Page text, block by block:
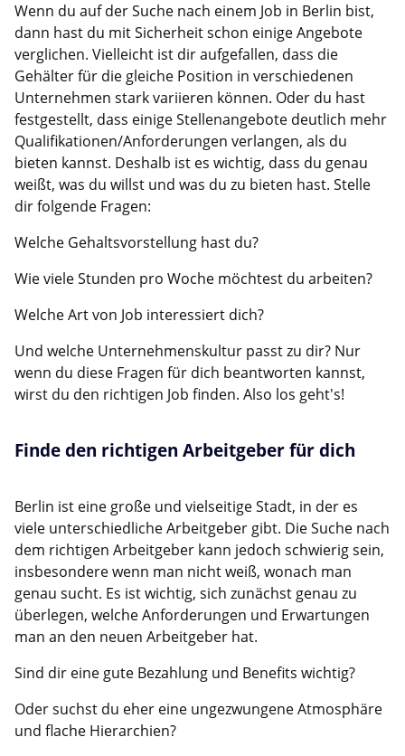
Wenn du auf der Suche nach einem Job in Berlin bist,
dann hast du mit Sicherheit schon einige Angebote
verglichen. Vielleicht ist dir aufgefallen, dass die
Gehälter für die gleiche Position in verschiedenen
Unternehmen stark variieren können. Oder du hast
festgestellt, dass einige Stellenangebote deutlich mehr
Qualifikationen/Anforderungen verlangen, als du
bieten kannst. Deshalb ist es wichtig, dass du genau
weißt, was du willst und was du zu bieten hast. Stelle
dir folgende Fragen:
Welche Gehaltsvorstellung hast du?
Wie viele Stunden pro Woche möchtest du arbeiten?
Welche Art von Job interessiert dich?
Und welche Unternehmenskultur passt zu dir? Nur
wenn du diese Fragen für dich beantworten kannst,
wirst du den richtigen Job finden. Also los geht's!
Finde den richtigen Arbeitgeber für dich
Berlin ist eine große und vielseitige Stadt, in der es
viele unterschiedliche Arbeitgeber gibt. Die Suche nach
dem richtigen Arbeitgeber kann jedoch schwierig sein,
insbesondere wenn man nicht weiß, wonach man
genau sucht. Es ist wichtig, sich zunächst genau zu
überlegen, welche Anforderungen und Erwartungen
man an den neuen Arbeitgeber hat.
Sind dir eine gute Bezahlung und Benefits wichtig?
Oder suchst du eher eine ungezwungene Atmosphäre
und flache Hierarchien?